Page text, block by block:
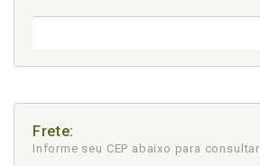
Frete:
Informe seu CEP abaixo para consultar